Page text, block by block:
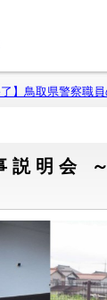
了】鳥取県警察職
説明